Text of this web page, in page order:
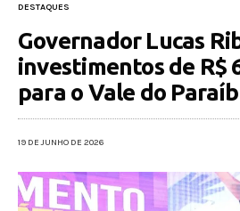
DESTAQUES
Governador Lucas
investimentos de R$
para o Vale do
19 DE JUNHO DE 2026